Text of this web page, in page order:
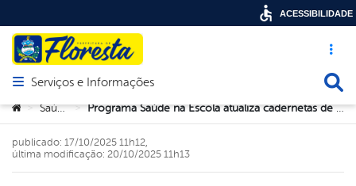
Acesso
Abrir menu principal de navegação
Serviços e Informações
Você está aqui:
> Saúde > Programa Saúde na Escola atualiza cadernetas de vacinação e reforça compromisso com o bem-estar dos estudantes em Floresta
publicado: 17/10/2025 11h12,
última modificação: 20/10/2025 11h13
ACESSIBILIDADE